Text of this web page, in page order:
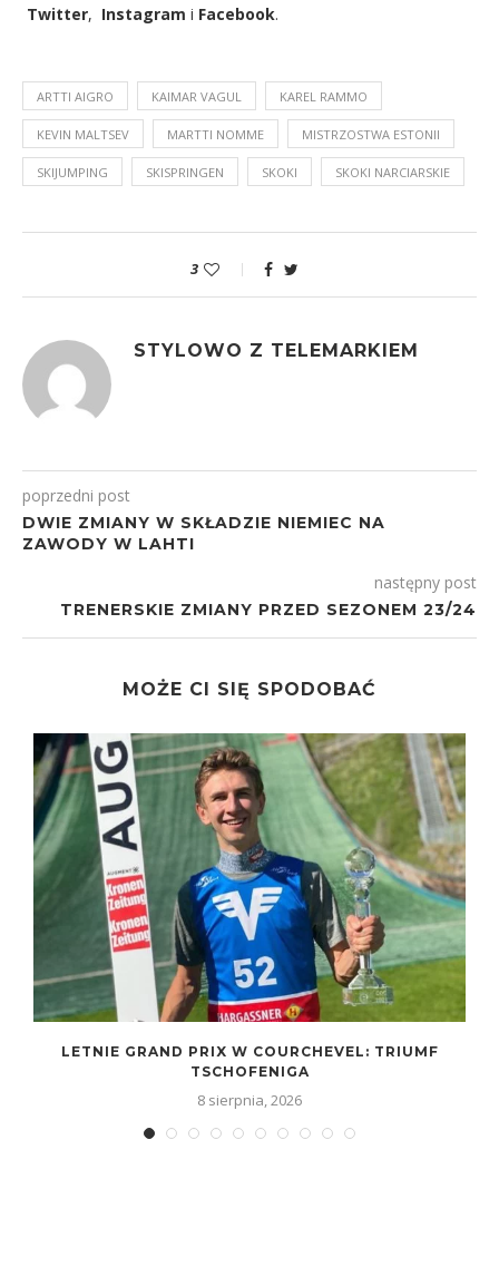
Twitter, Instagram i Facebook.
ARTTI AIGRO KAIMAR VAGUL KAREL RAMMO
KEVIN MALTSEV MARTTI NOMME MISTRZOSTWA ESTONII
SKIJUMPING SKISPRINGEN SKOKI SKOKI NARCIARSKIE
3
STYLOWO Z TELEMARKIEM
poprzedni post
DWIE ZMIANY W SKŁADZIE NIEMIEC NA
ZAWODY W LAHTI
następny post
TRENERSKIE ZMIANY PRZED SEZONEM 23/24
MOŻE CI SIĘ SPODOBAĆ
LETNIE GRAND PRIX W COURCHEVEL: TRIUMF
TSCHOFENIGA
8 sierpnia, 2026